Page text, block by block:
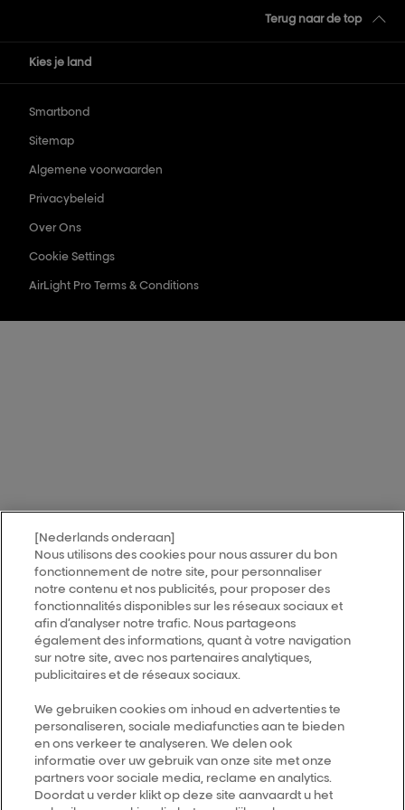
Terug naar de top
Kies je land
Smartbond
Sitemap
Algemene voorwaarden
Privacybeleid
Over Ons
Cookie Settings
AirLight Pro Terms & Conditions
[Nederlands onderaan]
Nous utilisons des cookies pour nous assurer du bon
fonctionnement de notre site, pour personnaliser
notre contenu et nos publicités, pour proposer des
fonctionnalités disponibles sur les réseaux sociaux et
afin d’analyser notre trafic. Nous partageons
également des informations, quant à votre navigation
sur notre site, avec nos partenaires analytiques,
publicitaires et de réseaux sociaux.
We gebruiken cookies om inhoud en advertenties te
personaliseren, sociale mediafuncties aan te bieden
en ons verkeer te analyseren. We delen ook
informatie over uw gebruik van onze site met onze
partners voor sociale media, reclame en analytics.
Doordat u verder klikt op deze site aanvaardt u het